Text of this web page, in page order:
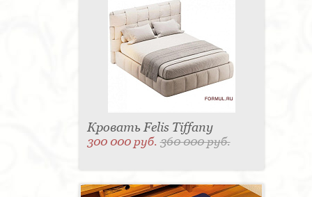
Кровать Felis Tiffany
300 000 руб.360 000 руб.